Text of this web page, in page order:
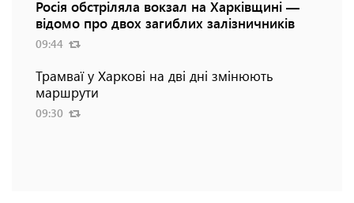
Росія обстріляла вокзал на Харківщині —
відомо про двох загиблих залізничників
09:44
Трамваї у Харкові на дві дні змінюють
маршрути
09:30